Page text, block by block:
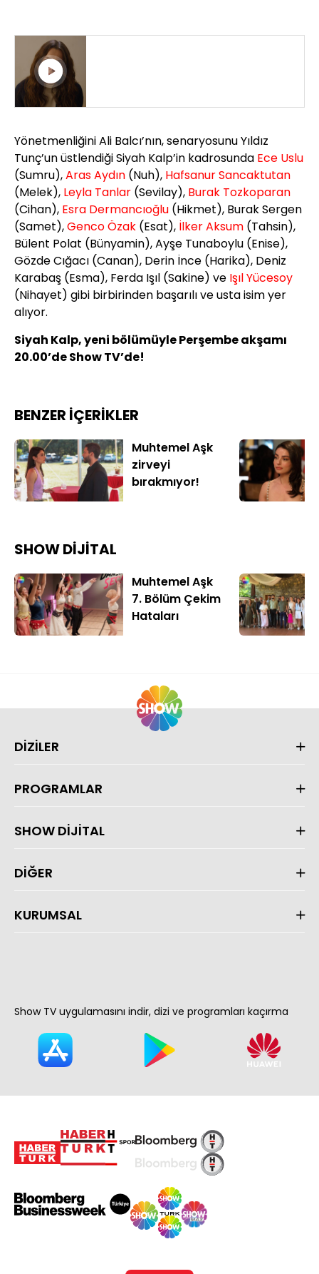
Yönetmenliğini Ali Balcı’nın, senaryosunu Yıldız
Tunç’un üstlendiği Siyah Kalp’in kadrosunda Ece Uslu
(Sumru),Aras Aydın (Nuh), Hafsanur Sancaktutan
(Melek), Leyla Tanlar (Sevilay), Burak Tozkoparan
(Cihan), Esra Dermancıoğlu (Hikmet), Burak Sergen
(Samet),Genco Özak (Esat), İlker Aksum (Tahsin),
Bülent Polat (Bünyamin), Ayşe Tunaboylu (Enise),
Gözde Cığacı (Canan), Derin İnce (Harika), Deniz
Karabaş (Esma), Ferda Işıl (Sakine) ve Işıl Yücesoy
(Nihayet) gibi birbirinden başarılı ve usta isim yer
alıyor.
Siyah Kalp, yeni bölümüyle Perşembe akşamı
20.00’de Show TV’de!
BENZER İÇERİKLER
Muhtemel Aşk
zirveyi
bırakmıyor!
SHOW DİJİTAL
Muhtemel Aşk
7. Bölüm Çekim
Hataları
DİZİLER
PROGRAMLAR
SHOW DİJİTAL
DİĞER
KURUMSAL
Show TV uygulamasını indir, dizi ve programları kaçırma